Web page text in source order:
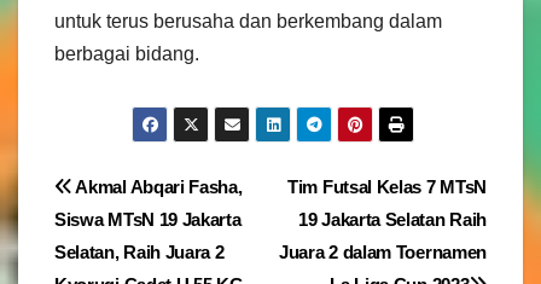
untuk terus berusaha dan berkembang dalam
berbagai bidang.
Navigasi
pos
Tim Futsal Kelas 7 MTsN
19 Jakarta Selatan Raih
Juara 2 dalam Toernamen
Akmal Abqari Fasha,
Siswa MTsN 19 Jakarta
Selatan, Raih Juara 2